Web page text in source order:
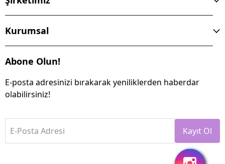
Kurumsal
Abone Olun!
E-posta adresinizi bırakarak yeniliklerden haberdar
olabilirsiniz!
E-Posta Adresi Kayıt Ol